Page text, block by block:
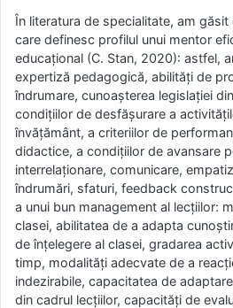
În literatura de specialitate, am
care definesc profilul unui mentor
educațional (C. Stan, 2020): astfel,
expertiză pedagogică, abilități de
îndrumare, cunoașterea legislației
condițiilor de desfășurare a
învățământ, a criteriilor de
didactice, a condițiilor de avansare
interrelaționare, comunicare,
îndrumări, sfaturi, feedback
a unui bun management al lecțiilor:
clasei, abilitatea de a adapta
de înțelegere al clasei, gradarea
timp, modalități adecvate de a
indezirabile, capacitatea de
din cadrul lecțiilor, capacități de